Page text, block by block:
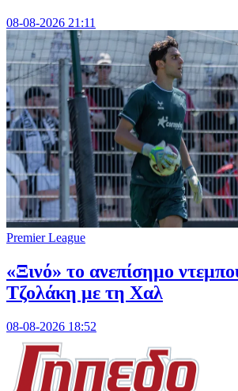
08-08-2026 21:11
Premier League
«Ξινό» το ανεπίσημο
Τζολάκη με τη Χαλ
08-08-2026 18:52